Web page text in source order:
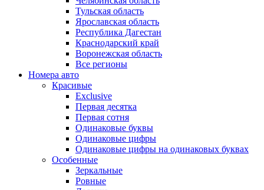
Тульская область
Ярославская область
Республика Дагестан
Краснодарский край
Воронежская область
Все регионы
Номера авто
Красивые
Exclusive
Первая десятка
Первая сотня
Одинаковые буквы
Одинаковые цифры
Одинаковые цифры на одинаковых буквах
Особенные
Зеркальные
Ровные